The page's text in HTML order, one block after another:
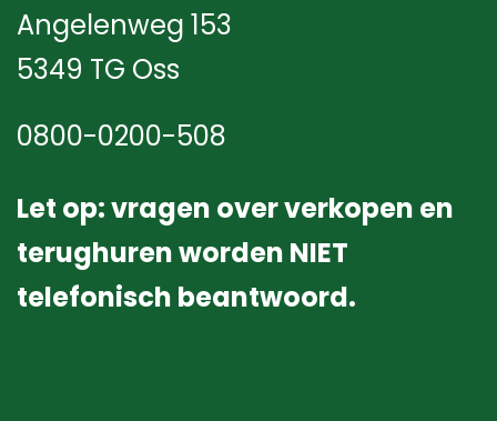
Angelenweg 153
5349 TG Oss
0800-0200-508
Let op: vragen over verkopen en
terughuren worden NIET
telefonisch beantwoord.